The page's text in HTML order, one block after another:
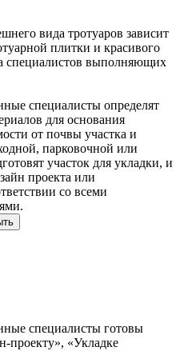
вида тротуаров зависит
плитки и красивого
специалистов выполняющих
специалисты определят
для основания
от почвы участка и
парковочной или
участок для укладки, и
проекта или
со всеми
специалисты готовы
проекту», «Укладке